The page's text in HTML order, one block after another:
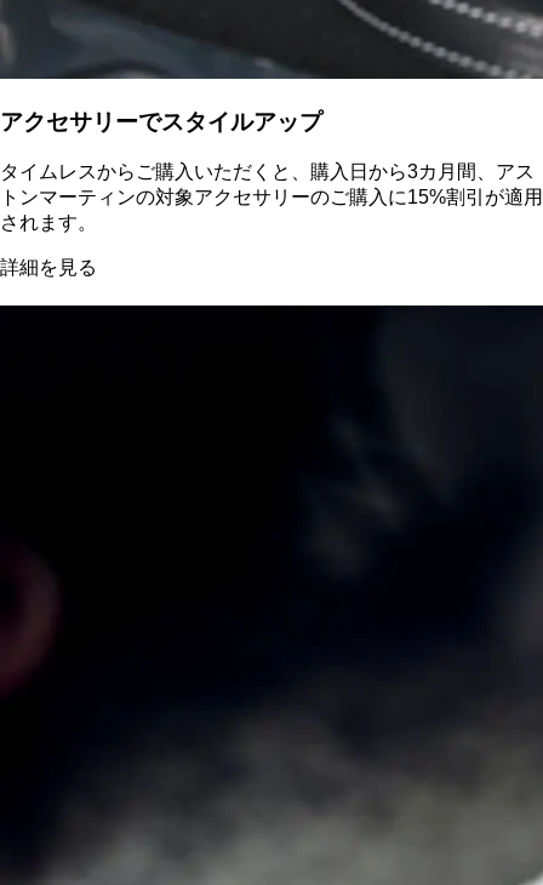
アクセサリーでスタイルアップ
タイムレスからご購入いただくと、購入日から3カ月間、アス
トンマーティンの対象アクセサリーのご購入に15%割引が適用
されます。
詳細を見る